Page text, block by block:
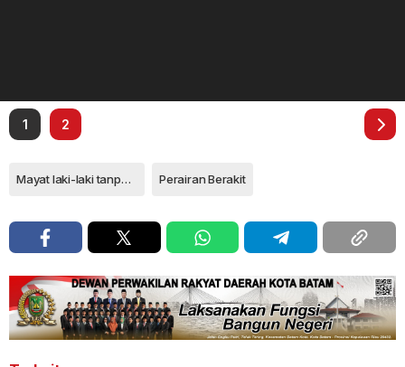
1 2
Mayat laki-laki tanpa identitas Perairan Berakit